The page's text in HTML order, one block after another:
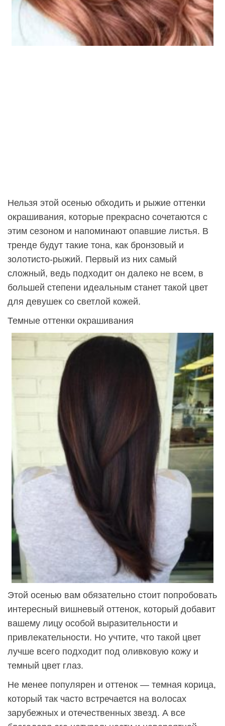
Нельзя этой осенью обходить и рыжие оттенки
окрашивания, которые прекрасно сочетаются с
этим сезоном и напоминают опавшие листья. В
тренде будут такие тона, как бронзовый и
золотисто-рыжий. Первый из них самый
сложный, ведь подходит он далеко не всем, в
большей степени идеальным станет такой цвет
для девушек со светлой кожей.
Темные оттенки окрашивания
Этой осенью вам обязательно стоит попробовать
интересный вишневый оттенок, который добавит
вашему лицу особой выразительности и
привлекательности. Но учтите, что такой цвет
лучше всего подходит под оливковую кожу и
темный цвет глаз.
Не менее популярен и оттенок — темная корица,
который так часто встречается на волосах
зарубежных и отечественных звезд. А все